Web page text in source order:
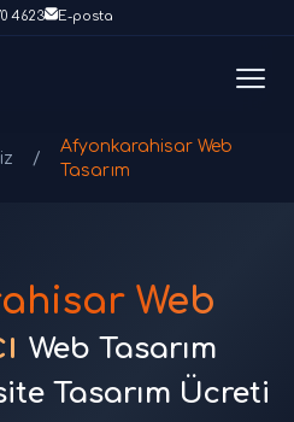
4623 E-posta
/
Afyonkarahisar Web
Tasarım
Web
Web Tasarım
Tasarım Ücreti